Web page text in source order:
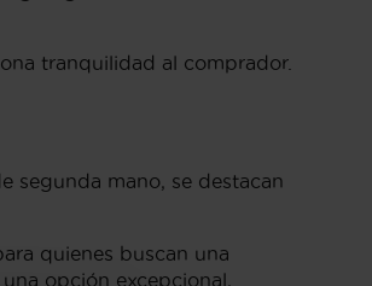
tranquilidad al comprador.
segunda mano, se destacan
quienes buscan una
una opción excepcional,